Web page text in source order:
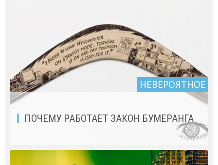
НЕВЕРОЯТНОЕ
ПОЧЕМУ РАБОТАЕТ ЗАКОН БУМЕРАНГА